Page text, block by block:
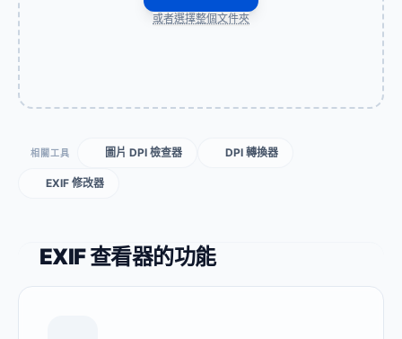
或者選擇整個文件夾
相關工具 圖片 DPI 檢查器 DPI 轉換器
EXIF 修改器
EXIF 查看器的功能